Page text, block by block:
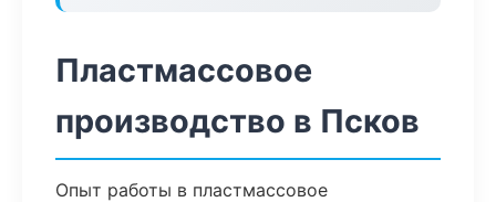
Пластмассовое
производство в Псков
Опыт работы в пластмассовое